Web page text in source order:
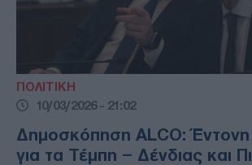
ΠΟΛΙΤΙΚΗ
10/03/2026 - 21:02
Δημοσκόπηση ALCO: Έντονη
για τα Τέμπη – Δένδιας και